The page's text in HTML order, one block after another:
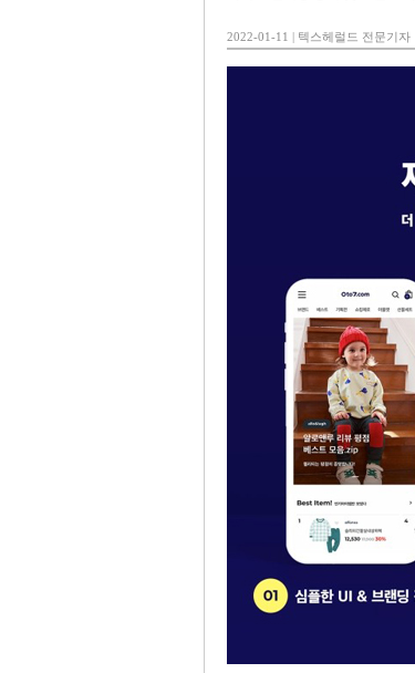
2022-01-11 | 텍스헤럴드 전문기자